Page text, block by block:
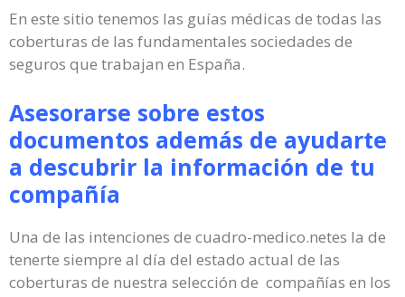
En este sitio tenemos las guías médicas de todas las
coberturas de las fundamentales sociedades de
seguros que trabajan en España.
Asesorarse sobre estos
documentos además de ayudarte
a descubrir la información de tu
compañía
Una de las intenciones de cuadro-medico.netes la de
tenerte siempre al día del estado actual de las
coberturas de nuestra selección de compañías en los